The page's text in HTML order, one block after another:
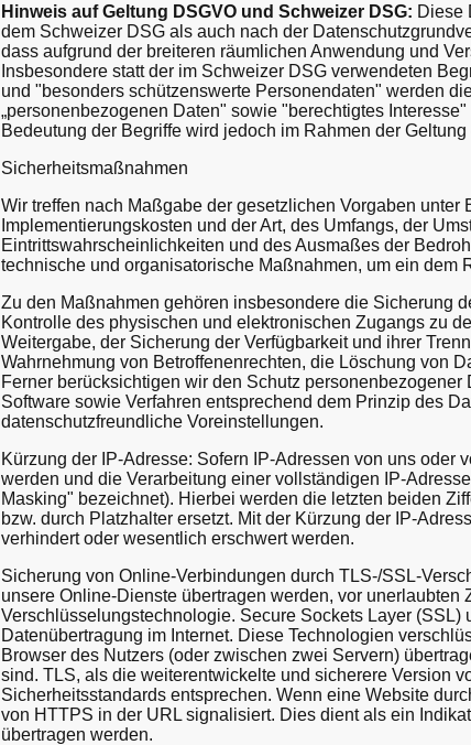
Hinweis auf Geltung DSGVO und Schweizer DSG: Diese
dem Schweizer DSG als auch nach der
dass aufgrund der breiteren räumlichen Anwendung und
Insbesondere statt der im Schweizer DSG verwendeten
und "besonders schützenswerte Personendaten" werden
„personenbezogenen Daten" sowie "berechtigtes
Bedeutung der Begriffe wird jedoch im Rahmen der
Sicherheitsmaßnahmen
Wir treffen nach Maßgabe der gesetzlichen Vorgaben
Implementierungskosten und der Art, des Umfangs, der
Eintrittswahrscheinlichkeiten und des Ausmaßes der
technische und organisatorische Maßnahmen, um ein
Zu den Maßnahmen gehören insbesondere die Sicherung
Kontrolle des physischen und elektronischen Zugangs zu
Weitergabe, der Sicherung der Verfügbarkeit und ihrer
Wahrnehmung von Betroffenenrechten, die Löschung von
Ferner berücksichtigen wir den Schutz
Software sowie Verfahren entsprechend dem Prinzip des
datenschutzfreundliche Voreinstellungen.
Kürzung der IP-Adresse: Sofern IP-Adressen von uns
werden und die Verarbeitung einer vollständigen IP-
Masking" bezeichnet). Hierbei werden die letzten beiden
bzw. durch Platzhalter ersetzt. Mit der Kürzung der IP-
verhindert oder wesentlich erschwert werden.
Sicherung von Online-Verbindungen durch TLS-/SSL-
unsere Online-Dienste übertragen werden, vor
Verschlüsselungstechnologie. Secure Sockets Layer
Datenübertragung im Internet. Diese Technologien
Browser des Nutzers (oder zwischen zwei Servern)
sind. TLS, als die weiterentwickelte und sicherere Version
Sicherheitsstandards entsprechen. Wenn eine Website
von HTTPS in der URL signalisiert. Dies dient als ein
übertragen werden.